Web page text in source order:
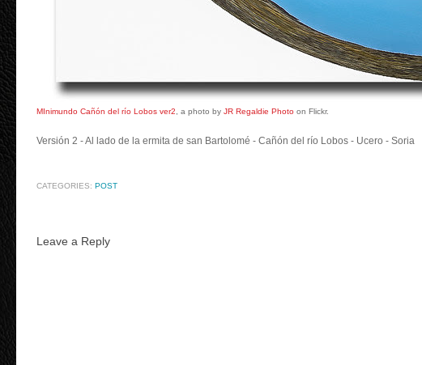
MInimundo Cañón del río Lobos ver2 , a photo by JR Regaldie Photo on Flickr.
Versión 2 - Al lado de la ermita de san Bartolomé - Cañón del río Lobos - Ucero - Soria
CATEGORIES: POST
Leave a Reply